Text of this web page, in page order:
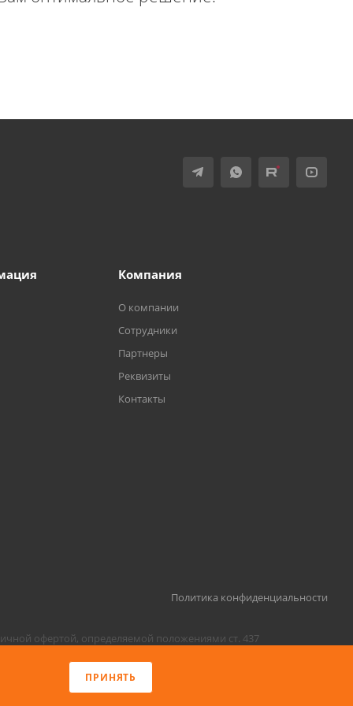
Компания
О компании
Сотрудники
Партнеры
Реквизиты
Контакты
Политика конфиденциальности
офертой, определяемой положениями ст. 437
ПРИНЯТЬ